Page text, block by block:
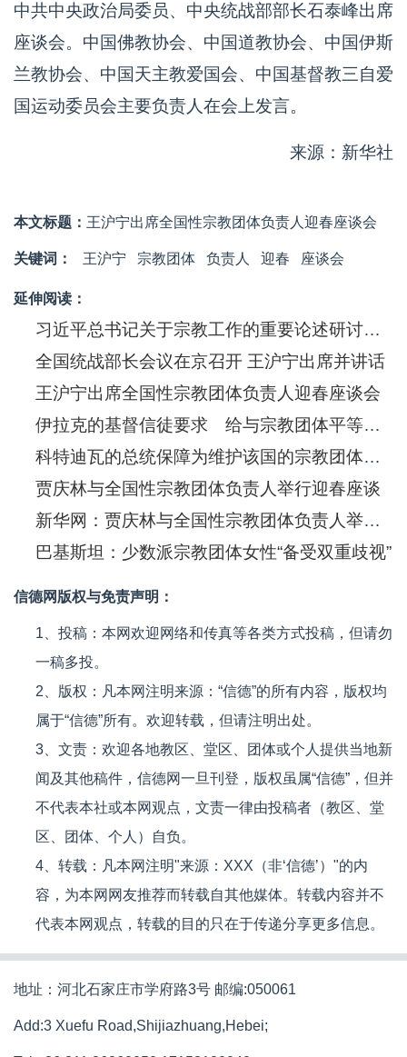
中共中央政治局委员、中央统战部部长石泰峰出席
座谈会。中国佛教协会、中国道教协会、中国伊斯
兰教协会、中国天主教爱国会、中国基督教三自爱
国运动委员会主要负责人在会上发言。
来源：新华社
本文标题： 王沪宁出席全国性宗教团体负责人迎春座谈会
关键词： 王沪宁 宗教团体 负责人 迎春 座谈会
延伸阅读：
​习近平总书记关于宗教工作的重要论述研讨会举行 王沪宁出席并讲话
全国统战部长会议在京召开 王沪宁出席并讲话
王沪宁出席全国性宗教团体负责人迎春座谈会
伊拉克的基督信徒要求 给与宗教团体平等地位
科特迪瓦的总统保障为维护该国的宗教团体做具体的努力
贾庆林与全国性宗教团体负责人举行迎春座谈
新华网：贾庆林与全国性宗教团体负责人举行迎春座谈
巴基斯坦：少数派宗教团体女性“备受双重歧视”
信德网版权与免责声明：
1、投稿：本网欢迎网络和传真等各类方式投稿，但请勿
一稿多投。
2、版权：凡本网注明来源：“信德”的所有内容，版权均
属于“信德”所有。欢迎转载，但请注明出处。
3、文责：欢迎各地教区、堂区、团体或个人提供当地新
闻及其他稿件，信德网一旦刊登，版权虽属“信德”，但并
不代表本社或本网观点，文责一律由投稿者（教区、堂
区、团体、个人）自负。
4、转载：凡本网注明"来源：XXX（非‘信德’）"的内
容，为本网网友推荐而转载自其他媒体。转载内容并不
代表本网观点，转载的目的只在于传递分享更多信息。
地址：河北石家庄市学府路3号 邮编:050061
Add:3 Xuefu Road,Shijiazhuang,Hebei;